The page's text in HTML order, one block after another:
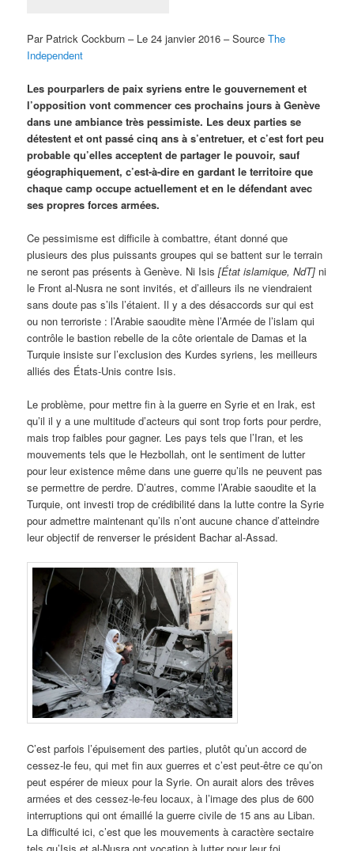
Par Patrick Cockburn – Le 24 janvier 2016 – SourceThe
Independent
Les pourparlers de paix syriens entre le gouvernement et
l’opposition vont commencer ces prochains jours à Genève
dans une ambiance très pessimiste. Les deux parties se
détestent et ont passé cinq ans à s’entretuer, et c’est fort peu
probable qu’elles acceptent de partager le pouvoir, sauf
géographiquement, c’est-à-dire en gardant le territoire que
chaque camp occupe actuellement et en le défendant avec
ses propres forces armées.
Ce pessimisme est difficile à combattre, étant donné que
plusieurs des plus puissants groupes qui se battent sur le terrain
ne seront pas présents à Genève. Ni Isis[État islamique, NdT] ni
le Front al-Nusra ne sont invités, et d’ailleurs ils ne viendraient
sans doute pas s’ils l’étaient. Il y a des désaccords sur qui est
ou non terroriste : l’Arabie saoudite mène l’Armée de l’islam qui
contrôle le bastion rebelle de la côte orientale de Damas et la
Turquie insiste sur l’exclusion des Kurdes syriens, les meilleurs
alliés des États-Unis contre Isis.
Le problème, pour mettre fin à la guerre en Syrie et en Irak, est
qu’il il y a une multitude d’acteurs qui sont trop forts pour perdre,
mais trop faibles pour gagner. Les pays tels que l’Iran, et les
mouvements tels que le Hezbollah, ont le sentiment de lutter
pour leur existence même dans une guerre qu’ils ne peuvent pas
se permettre de perdre. D’autres, comme l’Arabie saoudite et la
Turquie, ont investi trop de crédibilité dans la lutte contre la Syrie
pour admettre maintenant qu’ils n’ont aucune chance d’atteindre
leur objectif de renverser le président Bachar al-Assad.
C’est parfois l’épuisement des parties, plutôt qu’un accord de
cessez-le feu, qui met fin aux guerres et c’est peut-être ce qu’on
peut espérer de mieux pour la Syrie. On aurait alors des trêves
armées et des cessez-le-feu locaux, à l’image des plus de 600
interruptions qui ont émaillé la guerre civile de 15 ans au Liban.
La difficulté ici, c’est que les mouvements à caractère sectaire